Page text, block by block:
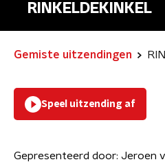
RINKELDEKINKEL
Gemiste uitzendingen
Speel uitzending af
Gepresenteerd door: Jeroen